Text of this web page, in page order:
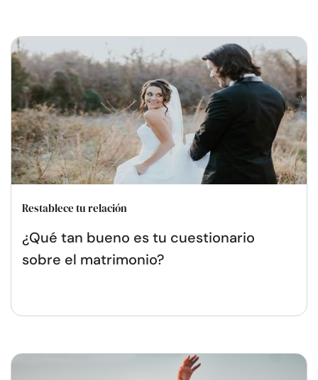
Restablece tu relación
¿Qué tan bueno es tu cuestionario
sobre el matrimonio?